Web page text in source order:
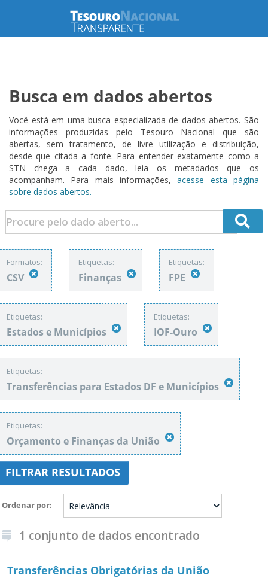
Busca em dados abertos
Você está em uma busca especializada de dados abertos. São
informações produzidas pelo Tesouro Nacional que são
abertas, sem tratamento, de livre utilização e distribuição,
desde que citada a fonte. Para entender exatamente como a
STN chega a cada dado, leia os metadados que os
acompanham. Para mais informações,acesse esta página
sobre dados abertos.
Formatos:
CSV
Etiquetas:
Finanças
Etiquetas:
FPE
Etiquetas:
Estados e Municípios
Etiquetas:
IOF-Ouro
Etiquetas:
Transferências para Estados DF e Municípios
Etiquetas:
Orçamento e Finanças da União
FILTRAR RESULTADOS
Ordenar por
1 conjunto de dados encontrado
Transferências Obrigatórias da União